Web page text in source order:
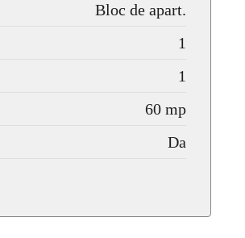
Bloc de apart.
1
1
60 mp
Da